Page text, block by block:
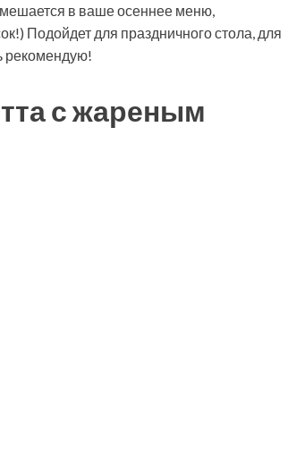
в ваше осеннее меню,
Подойдет для праздничного стола, для
рекомендую!
с жареным